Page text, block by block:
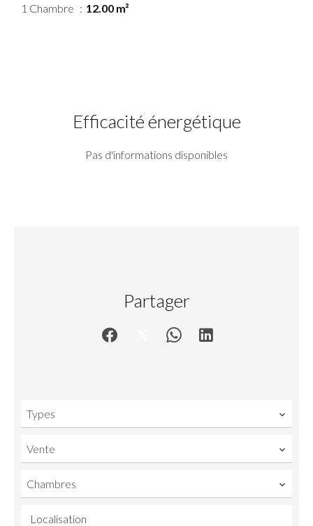
1 Chambre 12.00 m²
Efficacité énergétique
Pas d'informations disponibles
Partager
Types
Vente
Chambres
Localisation